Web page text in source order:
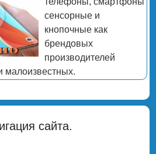
сенсорные и
кнопочные как
брендовых
производителей
малоизвестных.
сайта.